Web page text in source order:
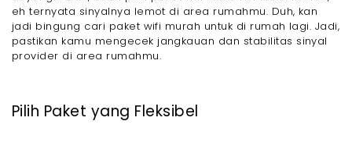
eh ternyata sinyalnya lemot di area rumahmu. Duh, kan
jadi bingung cari paket wifi murah untuk di rumah lagi. Jadi,
pastikan kamu mengecek jangkauan dan stabilitas sinyal
provider di area rumahmu.
Pilih Paket yang Fleksibel